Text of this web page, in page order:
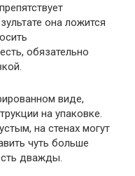
она ложится
обязательно
виде,
на упаковке.
на стенах могут
чуть больше
дважды.